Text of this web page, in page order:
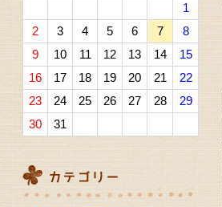
1
2
3 4 5 6 7
8
9
10 11 12 13 14
15
16
17 18 19 20 21
22
23
24 25 26 27 28
29
30
31